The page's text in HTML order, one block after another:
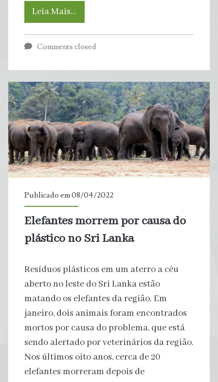
Leia Mais…
ameaçados
do
Nível
dos
Oceanos
Comments closed
Publicado em 08/04/2022
Elefantes morrem por causa do
plástico no Sri Lanka
Resíduos plásticos em um aterro a céu
aberto no leste do Sri Lanka estão
matando os elefantes da região. Em
janeiro, dois animais foram encontrados
mortos por causa do problema, que está
sendo alertado por veterinários da região.
Nos últimos oito anos, cerca de 20
elefantes morreram depois de